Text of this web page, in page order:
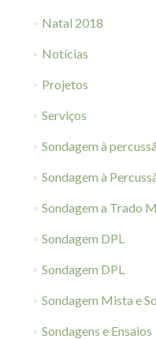
Natal 2018
Notícias
Projetos
Serviços
Sondagem à
Sondagem à
Sondagem a Trado
Sondagem DPL
Sondagem DPL
Sondagem Mista e
Sondagens e Ensaios